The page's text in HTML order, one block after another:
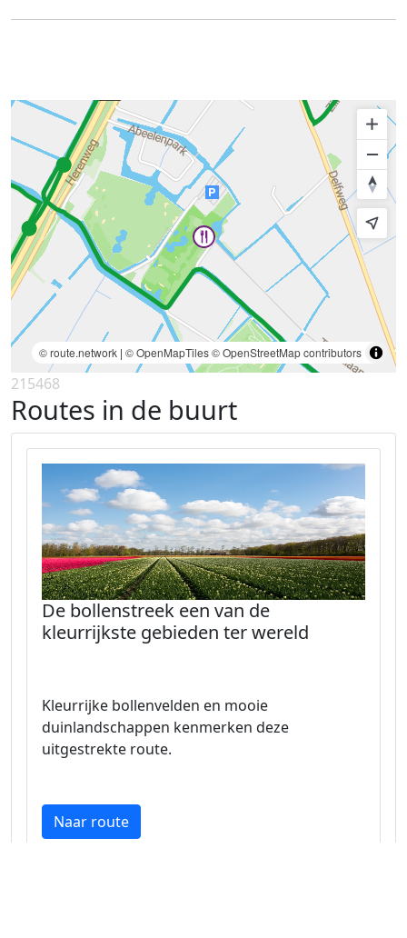
© route.network | © OpenMapTiles© OpenStreetMap contributors
215468
Routes in de buurt
De bollenstreek een van de
kleurrijkste gebieden ter wereld
Kleurrijke bollenvelden en mooie
duinlandschappen kenmerken deze
uitgestrekte route.
Naar route